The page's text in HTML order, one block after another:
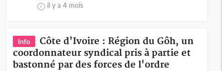
il y a 4 mois
Info
Côte d'Ivoire : Région du Gôh, un
coordonnateur syndical pris à partie et
bastonné par des forces de l'ordre